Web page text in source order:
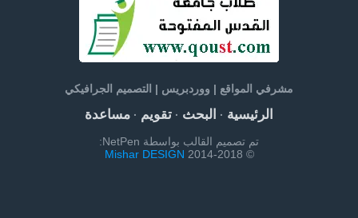
مشرفي المواقع | ووردبريس | التصميم الجرافيكي
الرئيسية· البحث· تقويم· مساعدة
تم تصميم القالب بواسطة NetPen:
© 2014-2018
Mishar DESIGN